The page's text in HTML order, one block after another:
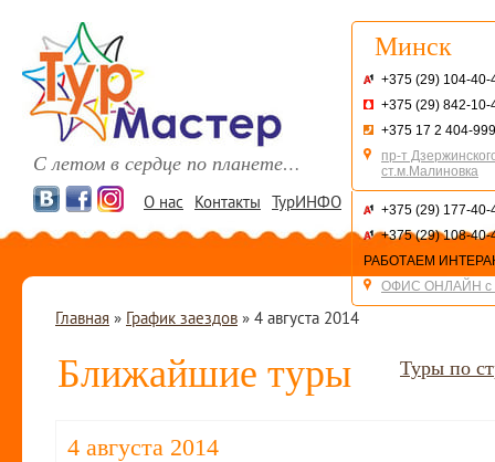
С летом в сердце по планете…
Минск
+375 (29) 104-40-
+375 (29) 842-10-
+375 17 2 404-999
пр-т
ст.м.Малиновка
+375 (29) 177-40-
+375 (29) 108-40-
РАБОТАЕМ
ОФИС ОНЛАЙН с
О нас Контакты ТурИНФО
Главная » График заездов » 4 августа 2014
Ближайшие туры Туры по
4 августа 2014